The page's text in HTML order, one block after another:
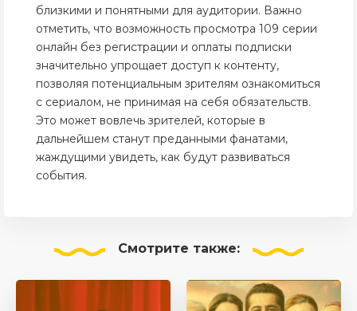
близкими и понятными для аудитории. Важно
отметить, что возможность просмотра 109 серии
онлайн без регистрации и оплаты подписки
значительно упрощает доступ к контенту,
позволяя потенциальным зрителям ознакомиться
с сериалом, не принимая на себя обязательств.
Это может вовлечь зрителей, которые в
дальнейшем станут преданными фанатами,
жаждущими увидеть, как будут развиваться
события.
Смотрите также: